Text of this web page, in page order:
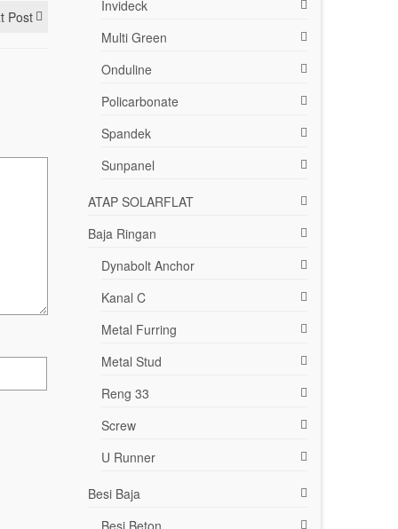
Post
Invideck
Multi Green
Onduline
Policarbonate
Spandek
Sunpanel
ATAP SOLARFLAT
Baja Ringan
Dynabolt Anchor
Kanal C
Metal Furring
Metal Stud
Reng 33
Screw
U Runner
Besi Baja
Besi Beton